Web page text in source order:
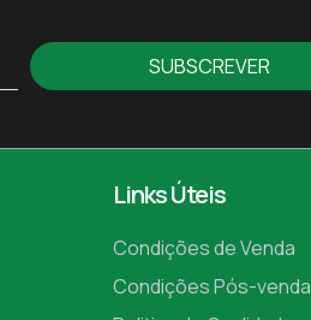
SUBSCREVER
Links Úteis
Condições de Venda
Condições Pós-venda